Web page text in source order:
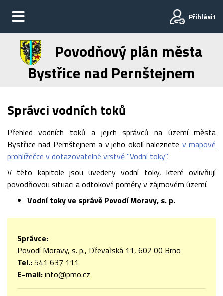
Přihlásit
Povodňový plán města
Bystřice nad Pernštejnem
Správci vodních toků
Přehled vodních toků a jejich správců na území města
Bystřice nad Pernštejnem a v jeho okolí naleznete v mapové
prohlížečce v dotazovatelné vrstvě "Vodní toky".
V této kapitole jsou uvedeny vodní toky, které ovlivňují
povodňovou situaci a odtokové poměry v zájmovém území.
Vodnítokyve správě Povodí Moravy, s. p.
Správce:
Povodí Moravy, s. p., Dřevařská 11, 602 00 Brno
Tel.:541 637 111
E-mail:info@pmo.cz